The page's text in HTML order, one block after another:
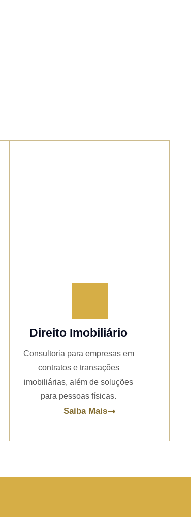
Direito Imobiliário
Consultoria para empresas em
contratos e transações
imobiliárias, além de soluções
para pessoas físicas.
Saiba Mais